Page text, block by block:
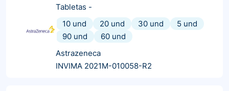
Tabletas -
10 und
20 und 30 und
5 und
90 und
60 und
Astrazeneca
INVIMA 2021M-010058-R2